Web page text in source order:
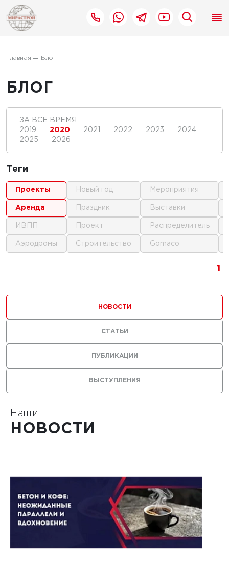
Главная Блог
БЛОГ
1
ВЫСТУПЛЕНИЯ
ПУБЛИКАЦИИ
НОВОСТИ
СТАТЬИ
ЗА ВСЕ ВРЕМЯ
2019
2020 2021 2022 2023
2024
2025
2026
Теги
проекты
аренда
ИВПП
аэродромы
новый год
праздник
проект
строительство
мероприятия
выставки
распределитель
gomaco
Наши
НОВОСТИ